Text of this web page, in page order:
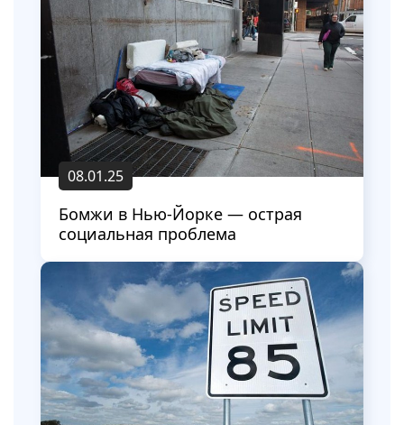
08.01.25
Бомжи в Нью-Йорке — острая
социальная проблема